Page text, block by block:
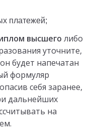
платежей;
высшего либо
уточните,
будет напечатан
формуляр
себя заранее,
дальнейших
на